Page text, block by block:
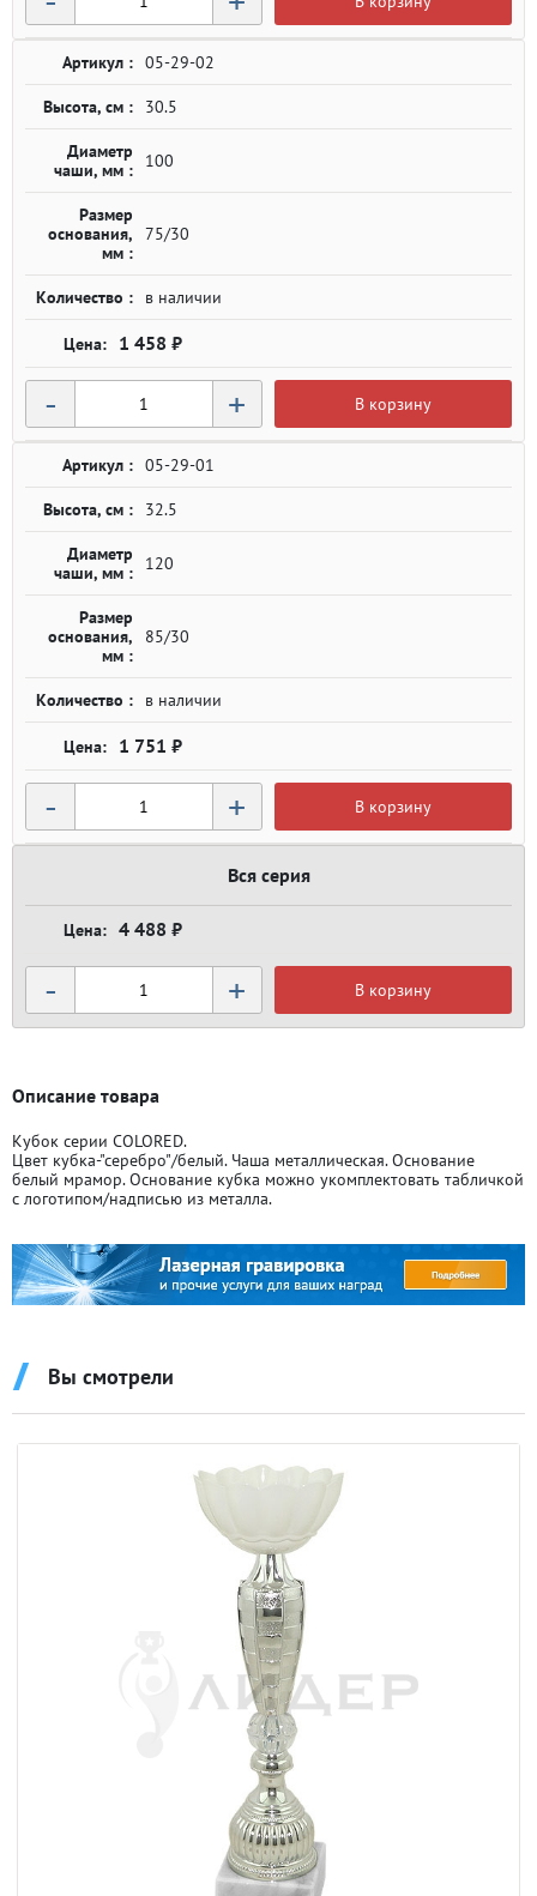
Артикул : 05-29-02
Высота, см : 30.5
Диаметр
чаши, мм :
100
Размер
основания,
мм :
75/30
Количество : в наличии
1 458 ₽
- + В корзину
Артикул : 05-29-01
Высота, см : 32.5
Диаметр
чаши, мм :
120
Размер
основания,
мм :
85/30
Количество : в наличии
1 751 ₽
- + В корзину
Вся серия
4 488 ₽
- + В корзину
Описание товара
Кубок серии COLORED.
Цвет кубка-"серебро"/белый. Чаша металлическая. Основание
белый мрамор. Основание кубка можно укомплектовать табличкой
с логотипом/надписью из металла.
Вы смотрели